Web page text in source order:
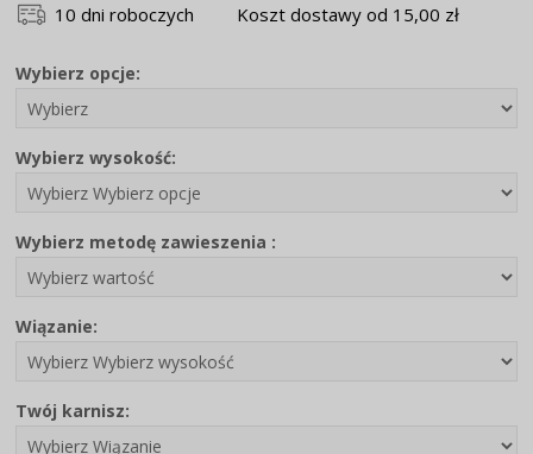
10 dni roboczych Koszt dostawy od 15,00 zł
Wybierz opcje:
Wybierz wysokość:
Wybierz metodę zawieszenia :
Wiązanie:
Twój karnisz: